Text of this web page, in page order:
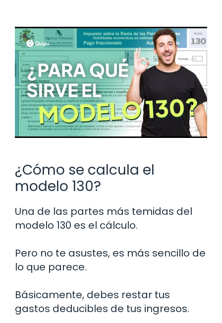
¿Cómo se calcula el
modelo 130?
Una de las partes más temidas del
modelo 130 es el cálculo.
Pero no te asustes, es más sencillo de
lo que parece.
Básicamente, debes restar tus
gastos deducibles de tus ingresos.